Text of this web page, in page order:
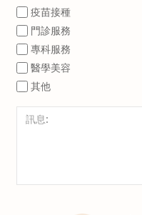
疫苗接種
門診服務
專科服務
醫學美容
其他